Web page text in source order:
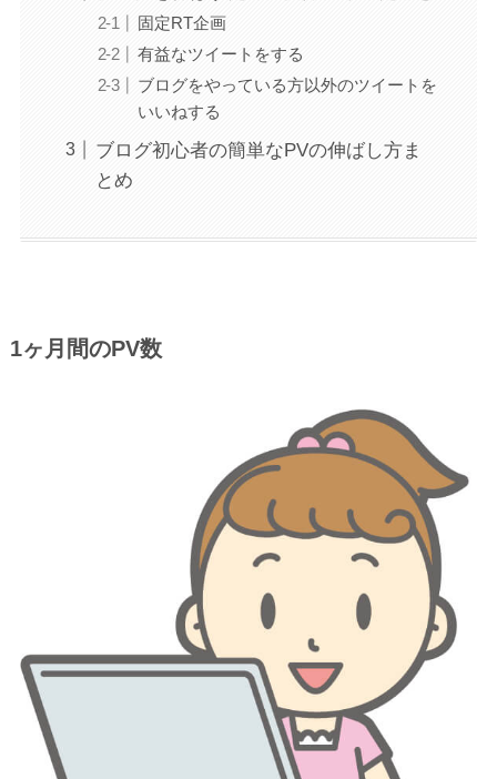
固定RT企画
有益なツイートをする
ブログをやっている方以外のツイートを
いいねする
ブログ初心者の簡単なPVの伸ばし方ま
とめ
1ヶ月間のPV数